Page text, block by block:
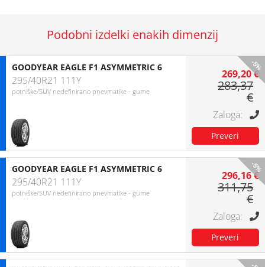
Podobni izdelki enakih dimenzij
-5%
GOODYEAR EAGLE F1 ASYMMETRIC 6
295/40R21 111Y
potniške/SUV nedefinirano pnevmatike - gume
269,20 €
283,37
€
-5%
GOODYEAR EAGLE F1 ASYMMETRIC 6
295/40R21 111Y
potniške/SUV nedefinirano pnevmatike - gume
296,16 €
311,75
€